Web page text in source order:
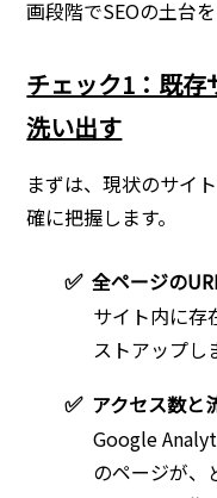
画段階でSEOの土台
チェック1：既存
洗い出す
まずは、現状のサイ
確に把握します。
✅ 全ページの
サイト内に存
ストアップし
✅ アクセス数と
Google
のページが、